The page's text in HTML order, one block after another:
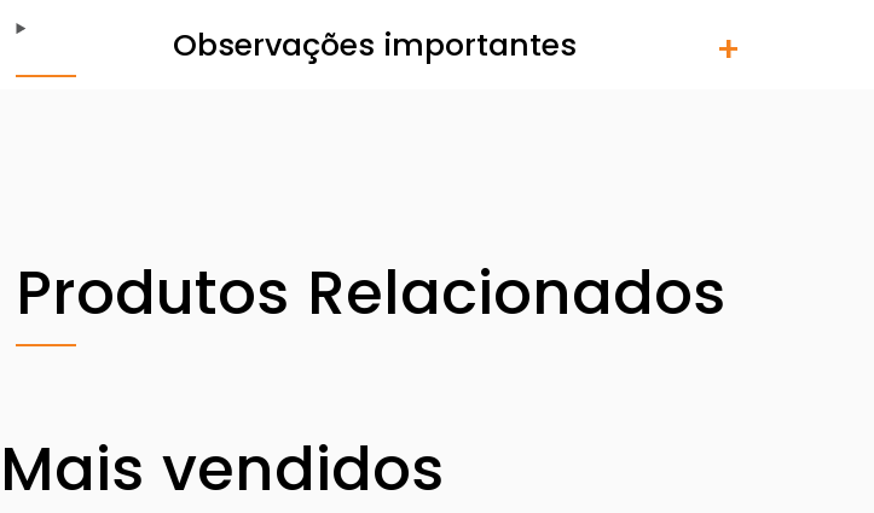
Observações importantes
Produtos Relacionados
Mais vendidos